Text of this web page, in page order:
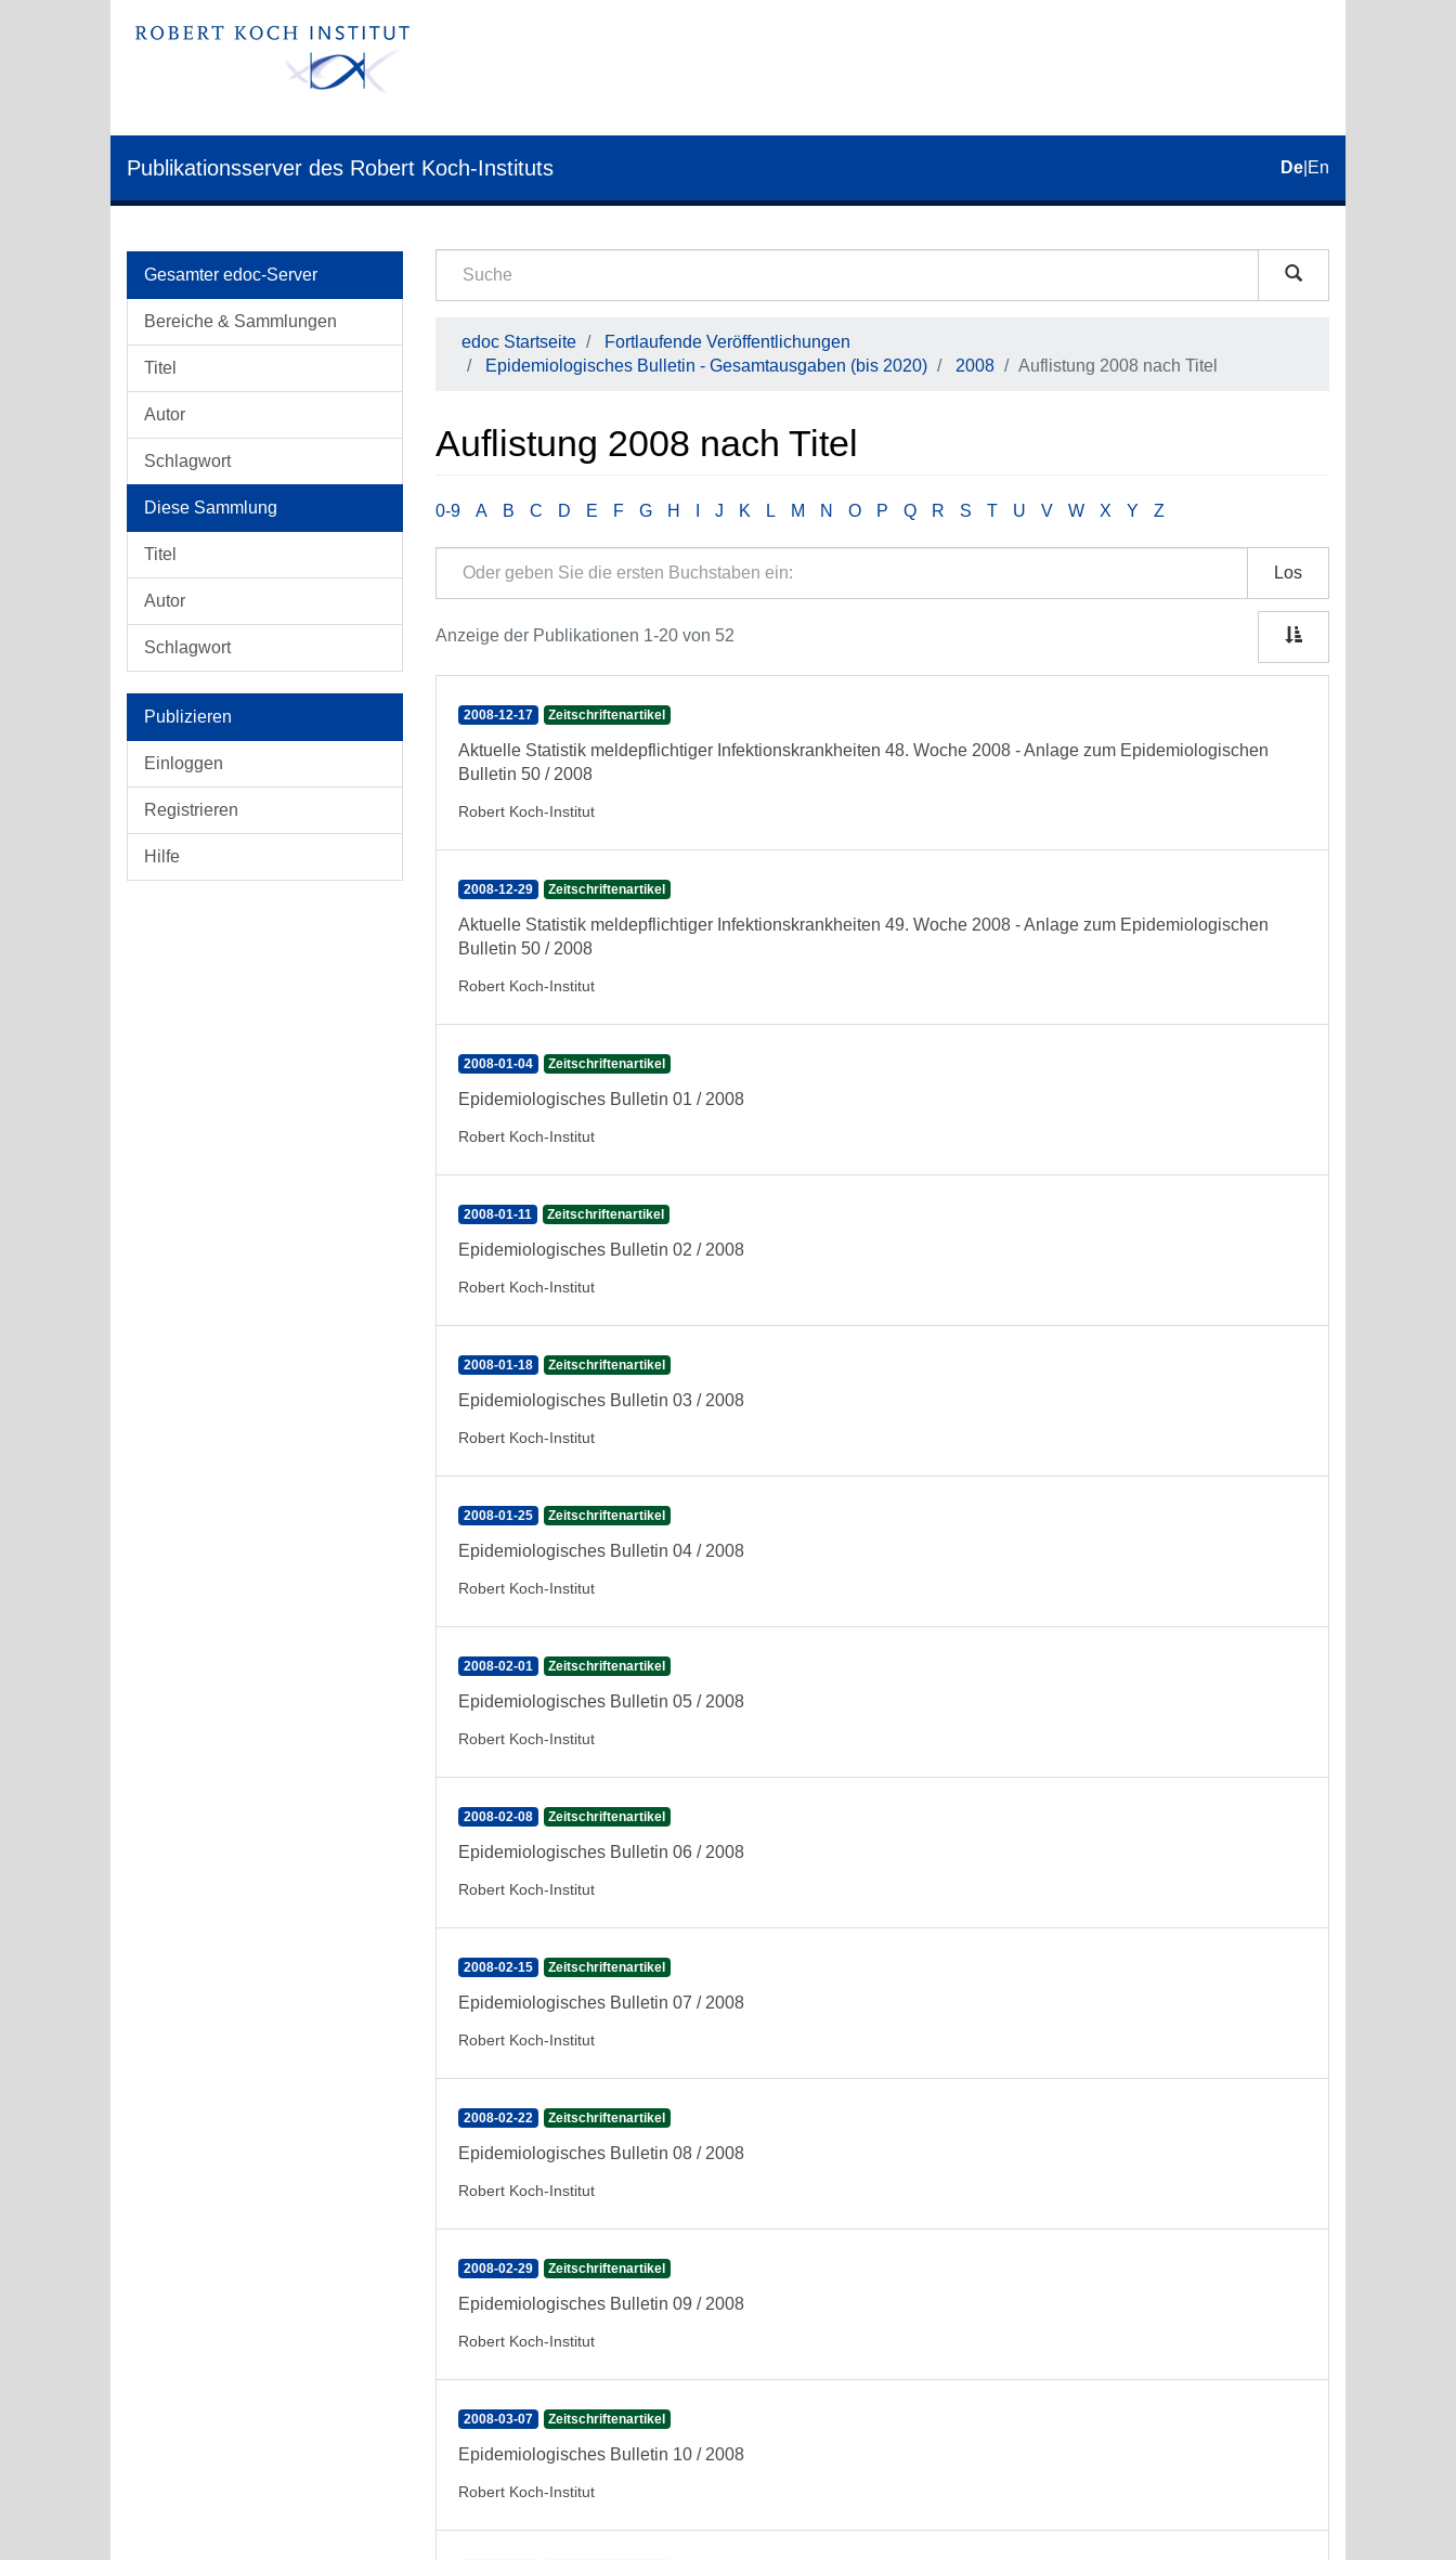
Publikationsserver des Robert Koch-Instituts De En
Gesamter edoc-Server
Bereiche & Sammlungen
Titel
Autor
Schlagwort
Diese Sammlung
Titel
Autor
Schlagwort
Publizieren
Einloggen
Registrieren
Hilfe
edoc Startseite
Fortlaufende Veröffentlichungen
Epidemiologisches Bulletin - Gesamtausgaben (bis 2020)
2008 Auflistung 2008 nach Titel
Auflistung 2008 nach Titel
0-9 A B C D E F G H J K L M N O P Q R S T U V W X Y Z
Los
Anzeige der Publikationen 1-20 von 52
2008-12-17 Zeitschriftenartikel
Aktuelle Statistik meldepflichtiger Infektionskrankheiten 48. Woche 2008 - Anlage zum Epidemiologischen
Bulletin 50 / 2008
Robert Koch-Institut
2008-12-29 Zeitschriftenartikel
Aktuelle Statistik meldepflichtiger Infektionskrankheiten 49. Woche 2008 - Anlage zum Epidemiologischen
Bulletin 50 / 2008
Robert Koch-Institut
2008-01-04 Zeitschriftenartikel
Epidemiologisches Bulletin 01 / 2008
Robert Koch-Institut
2008-01-11 Zeitschriftenartikel
Epidemiologisches Bulletin 02 / 2008
Robert Koch-Institut
2008-01-18 Zeitschriftenartikel
Epidemiologisches Bulletin 03 / 2008
Robert Koch-Institut
2008-01-25 Zeitschriftenartikel
Epidemiologisches Bulletin 04 / 2008
Robert Koch-Institut
2008-02-01 Zeitschriftenartikel
Epidemiologisches Bulletin 05 / 2008
Robert Koch-Institut
2008-02-08 Zeitschriftenartikel
Epidemiologisches Bulletin 06 / 2008
Robert Koch-Institut
2008-02-15 Zeitschriftenartikel
Epidemiologisches Bulletin 07 / 2008
Robert Koch-Institut
2008-02-22 Zeitschriftenartikel
Epidemiologisches Bulletin 08 / 2008
Robert Koch-Institut
2008-02-29 Zeitschriftenartikel
Epidemiologisches Bulletin 09 / 2008
Robert Koch-Institut
2008-03-07 Zeitschriftenartikel
Epidemiologisches Bulletin 10 / 2008
Robert Koch-Institut